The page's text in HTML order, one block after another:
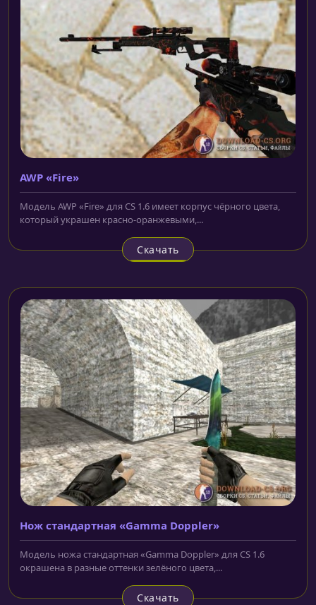
AWP «Fire»
Модель AWP «Fire» для CS 1.6 имеет корпус чёрного цвета,
который украшен красно-оранжевыми,...
Скачать
Нож стандартная «Gamma Doppler»
Модель ножа стандартная «Gamma Doppler» для CS 1.6
окрашена в разные оттенки зелёного цвета,...
Скачать